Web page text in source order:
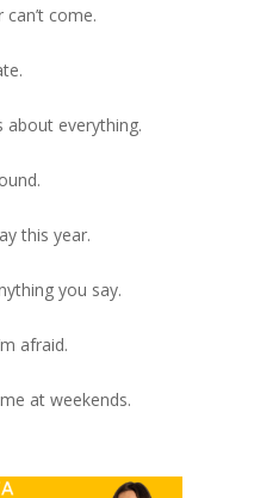
come.
about everything.
this year.
you say.
afraid.
at weekends.